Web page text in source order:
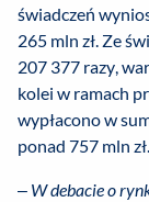
świadczeń
265 mln zł. Ze
207 377 razy,
kolei w ramach
wypłacono w
ponad 757 mln zł.
– W debacie o